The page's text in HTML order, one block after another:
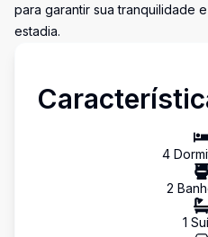
para garantir sua tranquilidade
estadia.
4
2
1